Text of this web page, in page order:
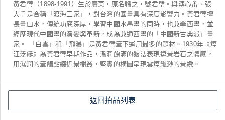
黃君璧（1898-1991）生於廣東，原名韞之，號君璧。與溥心畬、張
大千是合稱「渡海三家」，對台灣的國畫具有深度影響力。黃君璧擅
長畫山水，傳統功底深厚，學習中國水墨畫的同時，也兼學西畫，並
經歷現代中國畫的演變與革新，成為兼通西畫的「中國新古典派」畫
家。 「白雲」和「飛瀑」是黃君璧筆下運用最多的題材。1930年《煙
江泛艇》為黃君璧早期作品，溫潤飽滿的皴法表現遠景岩石之體感，
用濕潤的筆觸點綴近景樹叢，堅實的構圖呈現雲煙飄渺的景緻。
返回拍品列表